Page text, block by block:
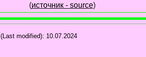
(источник - source)
modified): 10.07.2024